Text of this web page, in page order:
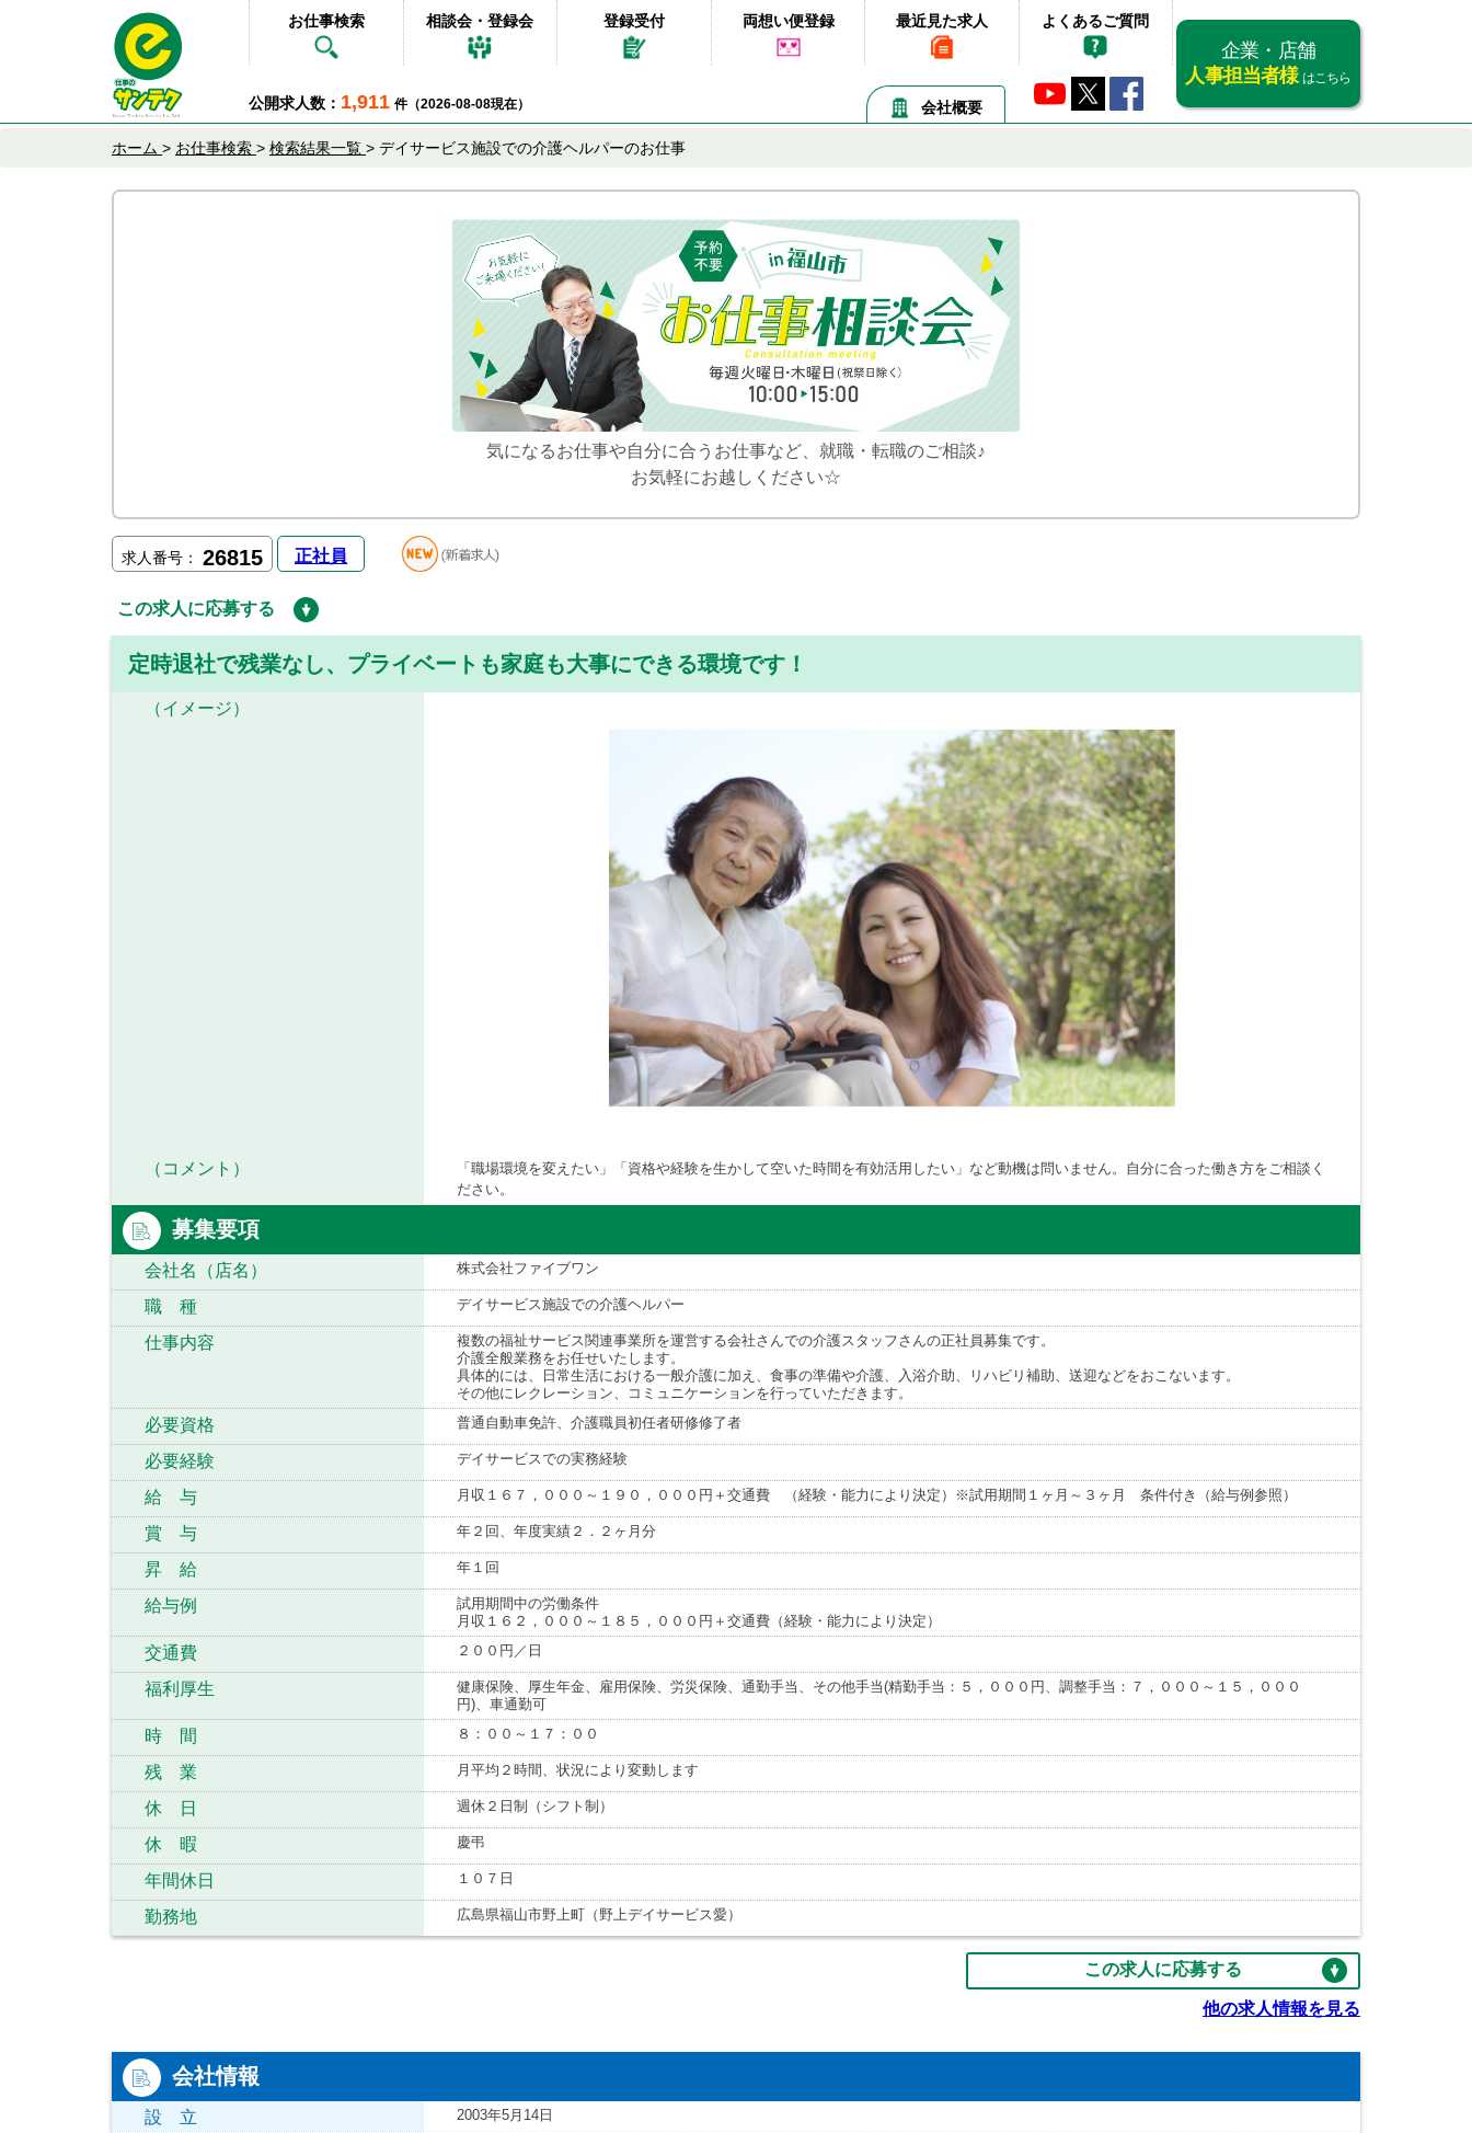
お仕事検索 相談会・登録会 登録受付 両想い便登録 最近見た求人 よくあるご質問
企業・店舗
人事担当者様 はこちら
公開求人数： 1,911 件（2026-08-08現在） 会社概要
ホーム > お仕事検索 > 検索結果一覧 > デイサービス施設での介護ヘルパーのお仕事
気になるお仕事や自分に合うお仕事など、就職・転職のご相談♪
お気軽にお越しください☆
求人番号： 26815 正社員
この求人に応募する
定時退社で残業なし、プライベートも家庭も大事にできる環境です！
（イメージ）
（コメント）
「職場環境を変えたい」「資格や経験を生かして空いた時間を有効活用したい」など動機は問いません。自分に合った働き方をご相談く
ださい。
募集要項
会社名（店名） 株式会社ファイブワン
職 種 デイサービス施設での介護ヘルパー
仕事内容
複数の福祉サービス関連事業所を運営する会社さんでの介護スタッフさんの正社員募集です。
介護全般業務をお任せいたします。
具体的には、日常生活における一般介護に加え、食事の準備や介護、入浴介助、リハビリ補助、送迎などをおこないます。
その他にレクレーション、コミュニケーションを行っていただきます。
必要資格 普通自動車免許、介護職員初任者研修修了者
必要経験 デイサービスでの実務経験
給 与 月収１６７，０００～１９０，０００円＋交通費 （経験・能力により決定）※試用期間１ヶ月～３ヶ月 条件付き（給与例参照）
賞 与 年２回、年度実績２．２ヶ月分
昇 給 年１回
給与例
試用期間中の労働条件
月収１６２，０００～１８５，０００円＋交通費（経験・能力により決定）
交通費 ２００円／日
福利厚生
健康保険、厚生年金、雇用保険、労災保険、通勤手当、その他手当(精勤手当：５，０００円、調整手当：７，０００～１５，０００
円)、車通勤可
時 間 ８：００～１７：００
残 業 月平均２時間、状況により変動します
休 日 週休２日制（シフト制）
休 暇 慶弔
年間休日 １０７日
勤務地 広島県福山市野上町（野上デイサービス愛）
この求人に応募する
他の求人情報を見る
会社情報
設 立 2003年5月14日